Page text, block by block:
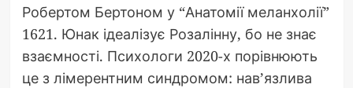
Робертом Бертоном у “Анатомії меланхолії”
1621. Юнак ідеалізує Розалінну, бо не знає
взаємності. Психологи 2020-х порівнюють
це з лімерентним синдромом: нав’язлива